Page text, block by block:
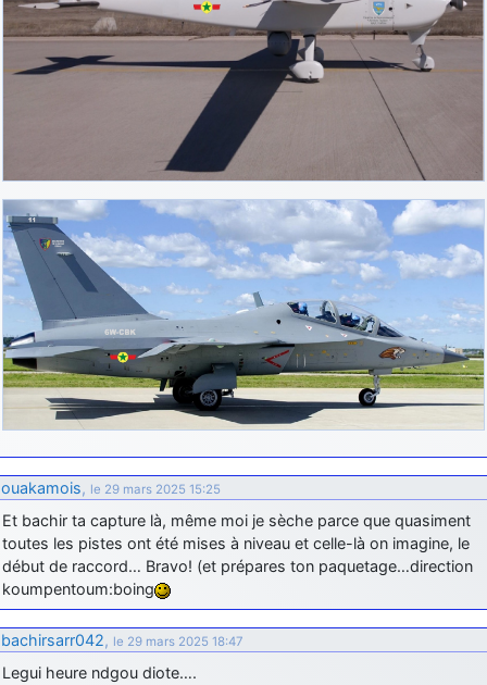
ouakamois, le 29 mars 2025 15:25
Et bachir ta capture là, même moi je sèche parce que quasiment
toutes les pistes ont été mises à niveau et celle-là on imagine, le
début de raccord… Bravo! (et prépares ton paquetage…direction
koumpentoum:boing
bachirsarr042, le 29 mars 2025 18:47
Legui heure ndgou diote….